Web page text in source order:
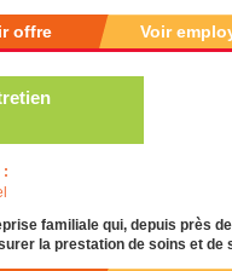
offre Voir
:
familiale qui, depuis près
la prestation de soins et de